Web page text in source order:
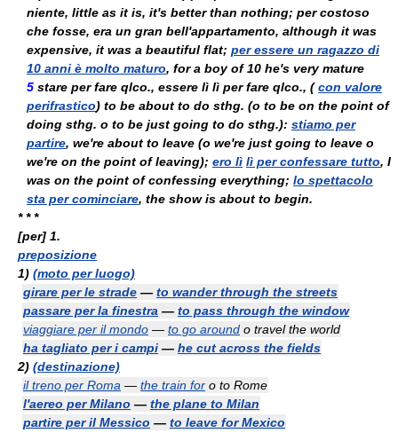
niente, little as it is, it's better than nothing; per costoso
che fosse, era un gran bell'appartamento, although it was
expensive, it was a beautiful flat; per essere un ragazzo di
10 anni è molto maturo, for a boy of 10 he's very mature
5 stare per fare qlco., essere lì lì per fare qlco., ( con valore
perifrastico) to be about to do sthg. (o to be on the point of
doing sthg. o to be just going to do sthg.): stiamo per
partire, we're about to leave (o we're just going to leave o
we're on the point of leaving); ero lì lì per confessare tutto, I
was on the point of confessing everything; lo spettacolo
sta per cominciare, the show is about to begin.
* * *
[per] 1.
preposizione
1) (moto per luogo)
girare per le strade — to wander through the streets
passare per la finestra — to pass through the window
viaggiare per il mondo — to go around o travel the world
ha tagliato per i campi — he cut across the fields
2) (destinazione)
il treno per Roma — the train for o to Rome
l'aereo per Milano — the plane to Milan
partire per il Messico — to leave for Mexico